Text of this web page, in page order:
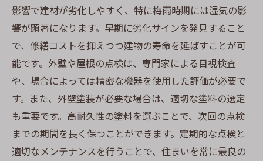
影響で建材が劣化しやすく、特に梅雨時期には湿気の影
響が顕著になります。早期に劣化サインを発見すること
で、修繕コストを抑えつつ建物の寿命を延ばすことが可
能です。外壁や屋根の点検は、専門家による目視検査
や、場合によっては精密な機器を使用した評価が必要で
す。また、外壁塗装が必要な場合は、適切な塗料の選定
も重要です。高耐久性の塗料を選ぶことで、次回の点検
までの期間を長く保つことができます。定期的な点検と
適切なメンテナンスを行うことで、住まいを常に最良の